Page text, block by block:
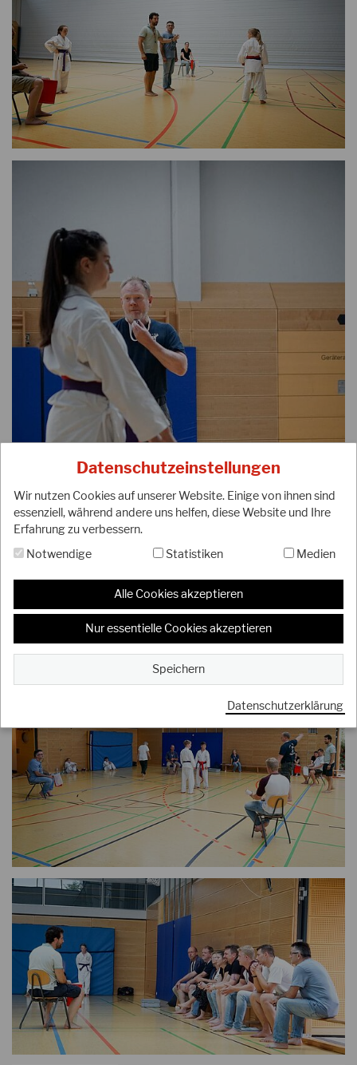
Datenschutzeinstellungen
Wir nutzen Cookies auf unserer Website. Einige von ihnen sind
essenziell, während andere uns helfen, diese Website und Ihre
Erfahrung zu verbessern.
Notwendige
Statistiken Medien
Alle Cookies akzeptieren
Nur essentielle Cookies akzeptieren
Speichern
Datenschutzerklärung